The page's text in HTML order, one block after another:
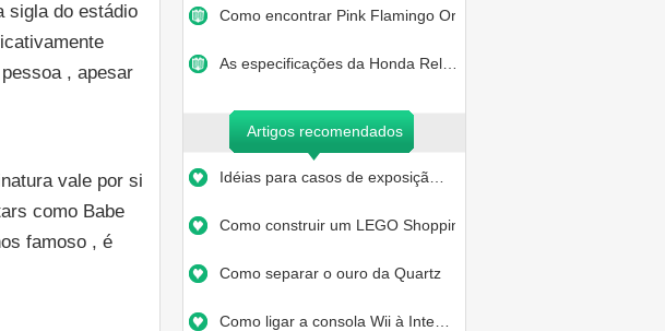
Como encontrar Pink Flamingo Orn…
As especificações da Honda Rel…
Artigos recomendados
Idéias para casos de exposiçã…
Como construir um LEGO Shopping
Como separar o ouro da Quartz
Como ligar a consola Wii à Inte…
sigla do estádio
, apesar
vale por si
como Babe
famoso , é